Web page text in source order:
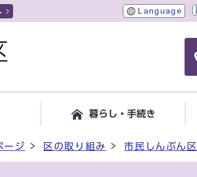
Language
暮らし・手続き
ージ 区の取り組み 市民しんぶん